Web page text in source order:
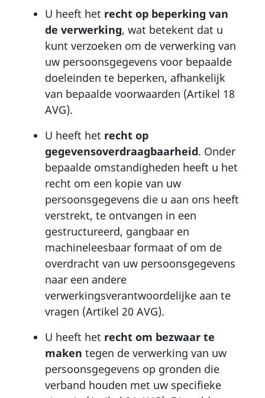
U heeft het recht op beperking van
de verwerking, wat betekent dat u
kunt verzoeken om de verwerking van
uw persoonsgegevens voor bepaalde
doeleinden te beperken, afhankelijk
van bepaalde voorwaarden (Artikel 18
AVG).
U heeft het recht op
gegevensoverdraagbaarheid. Onder
bepaalde omstandigheden heeft u het
recht om een kopie van uw
persoonsgegevens die u aan ons heeft
verstrekt, te ontvangen in een
gestructureerd, gangbaar en
machineleesbaar formaat of om de
overdracht van uw persoonsgegevens
naar een andere
verwerkingsverantwoordelijke aan te
vragen (Artikel 20 AVG).
U heeft het recht om bezwaar te
maken tegen de verwerking van uw
persoonsgegevens op gronden die
verband houden met uw specifieke